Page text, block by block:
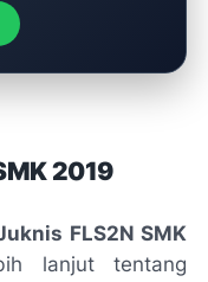
2019
FLS2N SMK
lanjut tentang